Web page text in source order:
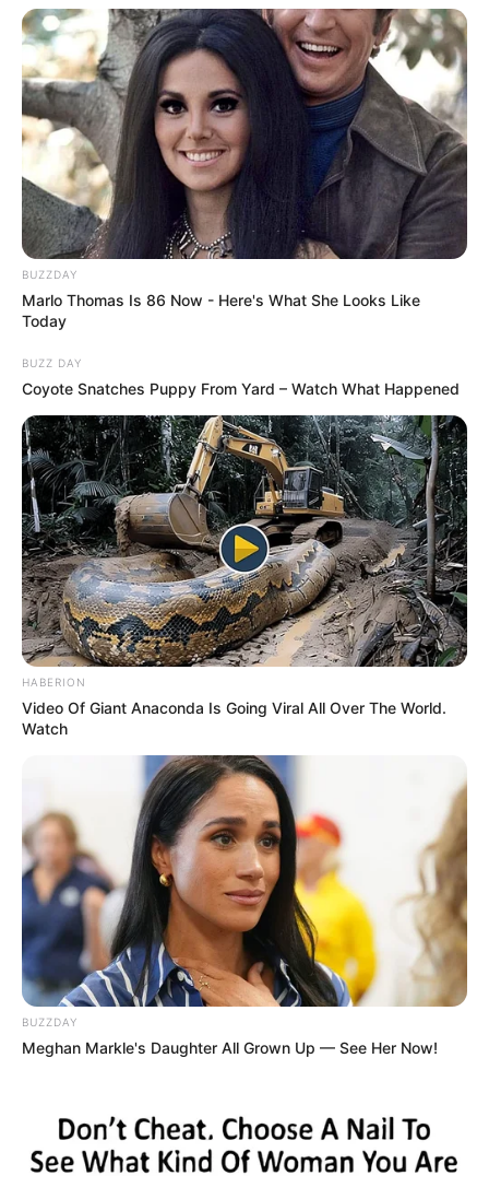
BUZZDAY
Marlo Thomas Is 86 Now - Here's What She Looks Like
Today
BUZZ DAY
Coyote Snatches Puppy From Yard – Watch What Happened
HABERION
Video Of Giant Anaconda Is Going Viral All Over The World.
Watch
BUZZDAY
Meghan Markle's Daughter All Grown Up — See Her Now!